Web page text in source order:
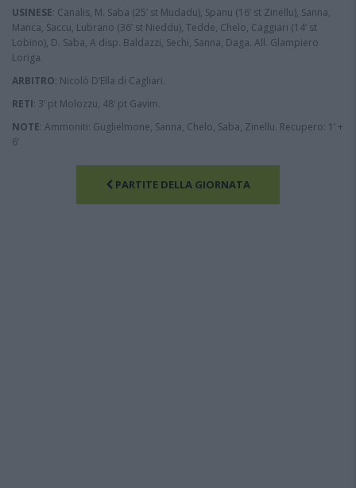
USINESE: Canalis, M. Saba (25’ st Mudadu), Spanu (16’ st Zinellu), Sanna,
Manca, Saccu, Lubrano (36’ st Nieddu), Tedde, Chelo, Caggiari (14’ st
Lobino), D. Saba, A disp. Baldazzi, Sechi, Sanna, Daga. All. Glampiero
Loriga.
ARBITRO: Nicolò D’Ella di Cagliari.
RETI: 3’ pt Molozzu, 48’ pt Gavim.
NOTE: Ammoniti: Guglielmone, Sanna, Chelo, Saba, Zinellu. Recupero: 1’ +
6’
PARTITE DELLA GIORNATA